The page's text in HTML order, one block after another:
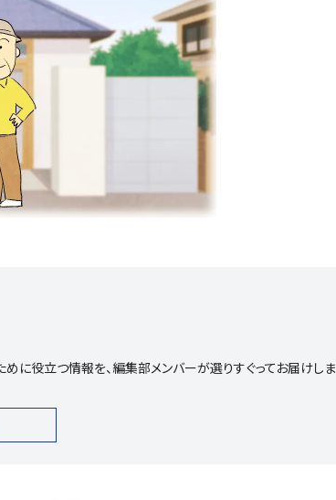
めに役立つ情報を、編集部メンバーが選りすぐってお届けしま